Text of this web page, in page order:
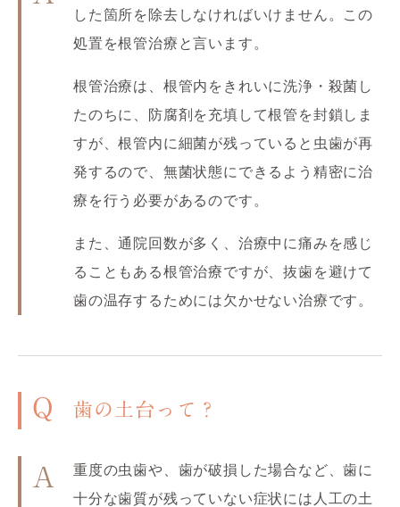
した箇所を除去しなければいけません。この
処置を根管治療と言います。
根管治療は、根管内をきれいに洗浄・殺菌し
たのちに、防腐剤を充填して根管を封鎖しま
すが、根管内に細菌が残っていると虫歯が再
発するので、無菌状態にできるよう精密に治
療を行う必要があるのです。
また、通院回数が多く、治療中に痛みを感じ
ることもある根管治療ですが、抜歯を避けて
歯の温存するためには欠かせない治療です。
Q 歯の土台って？
A
重度の虫歯や、歯が破損した場合など、歯に
十分な歯質が残っていない症状には人工の土